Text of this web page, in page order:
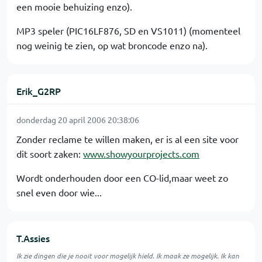
een mooie behuizing enzo).
MP3 speler (PIC16LF876, SD en VS1011) (momenteel
nog weinig te zien, op wat broncode enzo na).
Erik_G2RP
donderdag 20 april 2006 20:38:06
Zonder reclame te willen maken, er is al een site voor
dit soort zaken: www.showyourprojects.com
Wordt onderhouden door een CO-lid,maar weet zo
snel even door wie...
T.Assies
Ik zie dingen die je nooit voor mogelijk hield. Ik maak ze mogelijk. Ik kan